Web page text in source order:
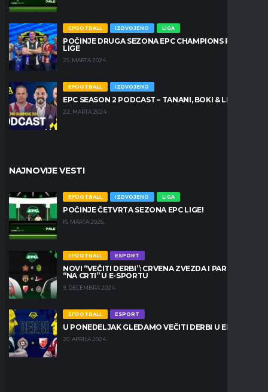
EFOOTBALL IZDVOJENO LIGA
POČINJE DRUGA SEZONA EPC CHAMPIONS PRO
LIGE
25. MARTA 2024.
EFOOTBALL IZDVOJENO
EPC SEASON 2 PODCAST – TANANI, BOKI & LEŠKO
22. MARTA 2024.
NAJNOVIJE VESTI
EFOOTBALL IZDVOJENO LIGA
POČINJE ČETVRTA SEZONA EPC LIGE!
16. MARTA 2026.
EFOOTBALL ESPORT
NOVI “VEČITI DERBI”: CRVENA ZVEZDA I PARTIZAN
“NA CRTI” U E-SPORTU
9. DECEMBRA 2024.
EFOOTBALL ESPORT
U PONEDELJAK GLEDAMO VEČITI DERBI U EPC LIGI
20. APRILA 2024.